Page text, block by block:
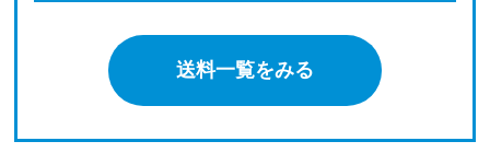
送料一覧をみる